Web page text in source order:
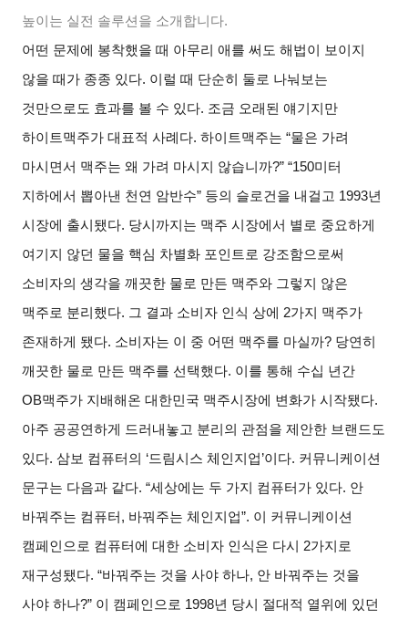
높이는 실전 솔루션을 소개합니다.
어떤 문제에 봉착했을 때 아무리 애를 써도 해법이 보이지
않을 때가 종종 있다. 이럴 때 단순히 둘로 나눠보는
것만으로도 효과를 볼 수 있다. 조금 오래된 얘기지만
하이트맥주가 대표적 사례다.하이트맥주는 “물은 가려
마시면서 맥주는 왜 가려 마시지 않습니까?” “150미터
지하에서 뽑아낸 천연 암반수” 등의 슬로건을 내걸고 1993년
시장에 출시됐다. 당시까지는 맥주 시장에서 별로 중요하게
여기지 않던 물을 핵심 차별화 포인트로 강조함으로써
소비자의 생각을 깨끗한 물로 만든 맥주와 그렇지 않은
맥주로 분리했다. 그 결과 소비자 인식 상에 2가지 맥주가
존재하게 됐다. 소비자는 이 중 어떤 맥주를 마실까? 당연히
깨끗한 물로 만든 맥주를 선택했다. 이를 통해 수십 년간
OB맥주가 지배해온 대한민국 맥주시장에 변화가 시작됐다.
아주 공공연하게 드러내놓고 분리의 관점을 제안한 브랜드도
있다.삼보 컴퓨터의 ‘드림시스 체인지업’이다. 커뮤니케이션
문구는 다음과 같다. “세상에는 두 가지 컴퓨터가 있다. 안
바꿔주는 컴퓨터, 바꿔주는 체인지업”. 이 커뮤니케이션
캠페인으로 컴퓨터에 대한 소비자 인식은 다시 2가지로
재구성됐다. “바꿔주는 것을 사야 하나, 안 바꿔주는 것을
사야 하나?” 이 캠페인으로 1998년 당시 절대적 열위에 있던